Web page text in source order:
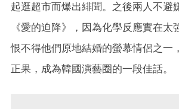
起逛超市而爆出緋聞。之後兩人不避
《愛的迫降》，因為化學反應實在太
恨不得他們原地結婚的螢幕情侶之一
正果，成為韓國演藝圈的一段佳話。